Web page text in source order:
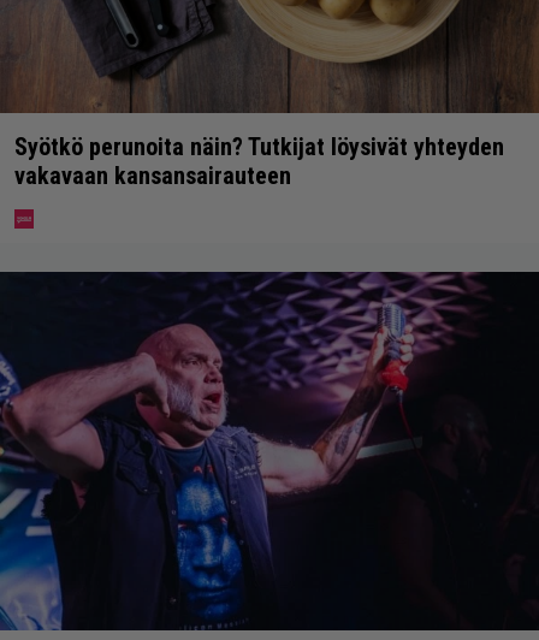
Syötkö perunoita näin? Tutkijat löysivät yhteyden
vakavaan kansansairauteen